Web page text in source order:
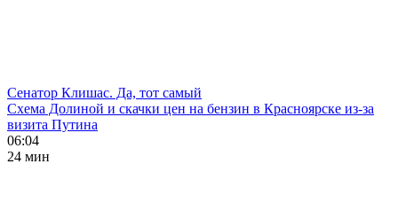
Сенатор Клишас. Да, тот самый
Схема Долиной и скачки цен на бензин в Красноярске из-за
визита Путина
06:04
24 мин